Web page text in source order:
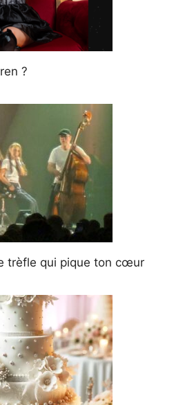
?
trèfle qui pique ton cœur